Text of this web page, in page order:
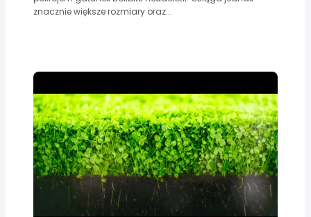
znacznie większe rozmiary oraz...